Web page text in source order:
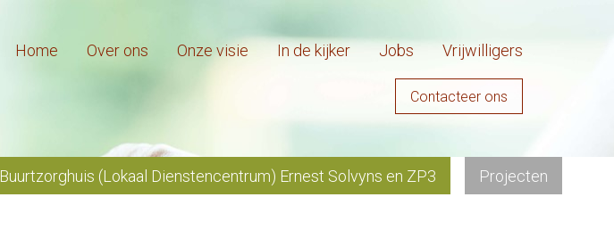
Home Over ons Onze visie In de kijker Jobs Vrijwilligers
Contacteer ons
Buurtzorghuis (Lokaal Dienstencentrum) Ernest Solvyns en ZP3 Projecten